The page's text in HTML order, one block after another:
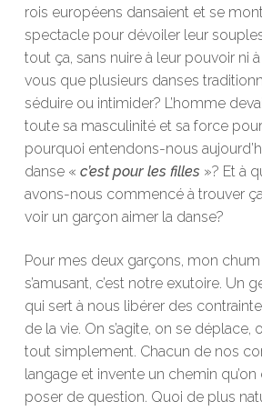
rois européens dansaient et se
spectacle pour dévoiler leur
tout ça, sans nuire à leur pouvoir ni
vous que plusieurs danses
séduire ou intimider? L’homme
toute sa masculinité et sa force
pourquoi entendons-nous
danse « c’est pour les filles »? Et à
avons-nous commencé à trouver
voir un garçon aimer la danse?
Pour mes deux garçons, mon
s’amusant, c’est notre exutoire. Un
qui sert à nous libérer des
de la vie. On s’agite, on se déplace,
tout simplement. Chacun de nos
langage et invente un chemin
poser de question. Quoi de plus